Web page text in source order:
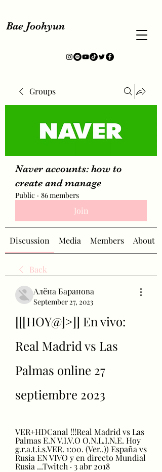
Bae Joohyun
Groups
Naver accounts: how to
create and manage
Public · 86 members
Join
Discussion Media Members About
Back
Алёна Баранова
September 27, 2023
[[[HOY@]>]] En vivo:
Real Madrid vs Las
Palmas online 27
septiembre 2023
VER+HDCanal !!!Real Madrid vs Las
Palmas E.N V.I.V.O O.N.L.I.N.E. Hoy
g.r.a.t.i.s.VER. 1:00. (Ver..)) España vs
Rusia EN VIVO y en directo Mundial
Rusia ...Twitch · 3 abr 2018